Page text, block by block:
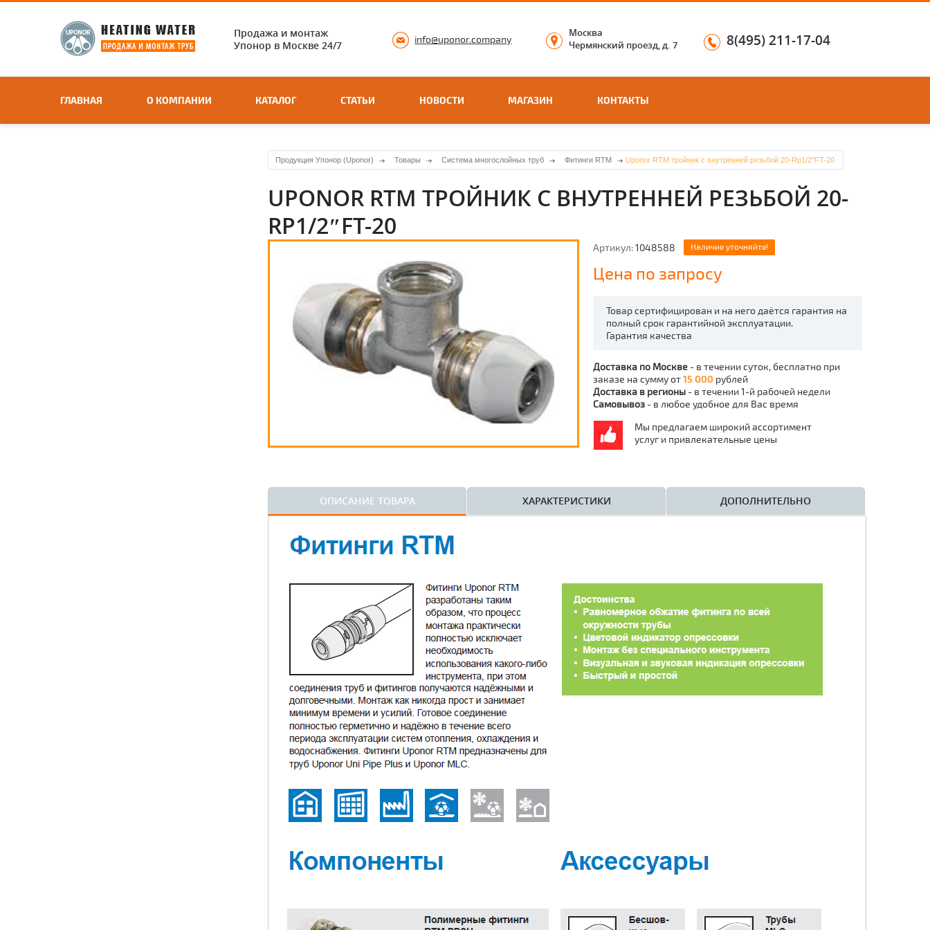
Продажа и монтаж
Упонор в Москве 24/7
info@uponor.company
Москва
Чермянский проезд, д. 7
8(495) 211-17-04
ГЛАВНАЯ О КОМПАНИИ КАТАЛОГ СТАТЬИ НОВОСТИ МАГАЗИН КОНТАКТЫ
Продукция Упонор (Uponor) Товары Система многослойных труб Фитинги RTM Uponor RTM тройник с внутренней резьбой 20-Rp1/2″FT-20
UPONOR RTM ТРОЙНИК С ВНУТРЕННЕЙ РЕЗЬБОЙ 20-
RP1/2″FT-20
Артикул:1048588 Наличие уточняйте!
Цена по запросу
Товар сертифицирован и на него даётся гарантия на
полный срок гарантийной эксплуатации.
Гарантия качества
Доставка по Москве - в течении суток, бесплатно при
заказе на сумму от15 000 рублей
Доставка в регионы - в течении 1-й рабочей недели
Самовывоз - в любое удобное для Вас время
Мы предлагаем широкий ассортимент
услуг и привлекательные цены
ОПИСАНИЕ ТОВАРА ХАРАКТЕРИСТИКИ ДОПОЛНИТЕЛЬНО